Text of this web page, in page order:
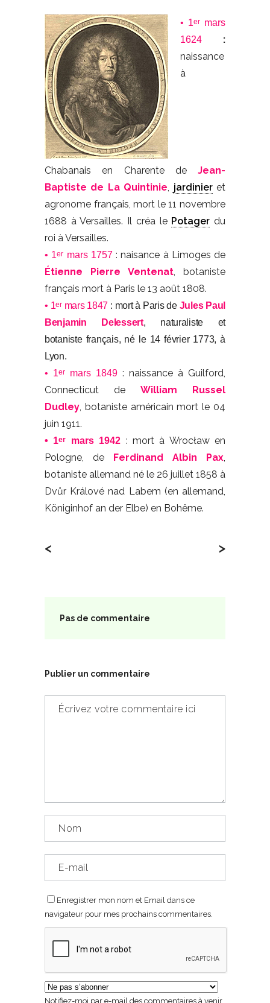
• 1er mars
1624 :
naissance
à
Chabanais en Charente de Jean-
Baptiste de La Quintinie
jardinieret
agronome français, mort le 11 novembre
1688 à Versailles. Il créa le Potager du
roi à Versailles.
• 1er mars 1757 : naisance à Limoges de
Étienne Pierre Ventenat , botaniste
français mort à Paris le 13 août 1808.
• 1ermars 1847 : mort à Paris de Jules Paul
Benjamin Delessert, naturaliste et
botaniste français, né le 14 février 1773, à
Lyon.
• 1er mars 1849 : naissance à Guilford,
Connecticut de William Russel
Dudley , botaniste américain mort le 04
juin 1911.
• 1er mars 1942 : mort à Wrocław en
Pologne, de Ferdinand Albin Pax
botaniste allemand né le 26 juillet 1858 à
Dvůr Králové nad Labem (en allemand,
Königinhof an der Elbe) en Bohême.
< >
Pas de commentaire
Publier un commentaire
Enregistrer mon nom et Email dans ce
navigateur pour mes prochains commentaires.
Notifiez-moi par e-mail des commentaires à venir.